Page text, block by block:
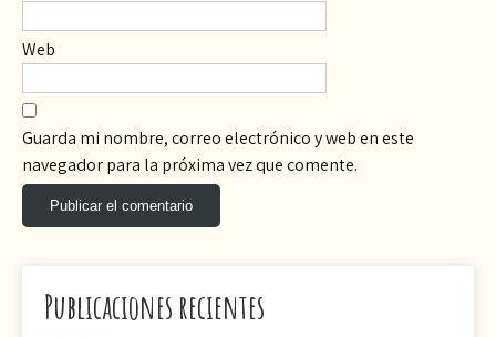
Web
Guarda mi nombre, correo electrónico y web en este
navegador para la próxima vez que comente.
Publicaciones recientes